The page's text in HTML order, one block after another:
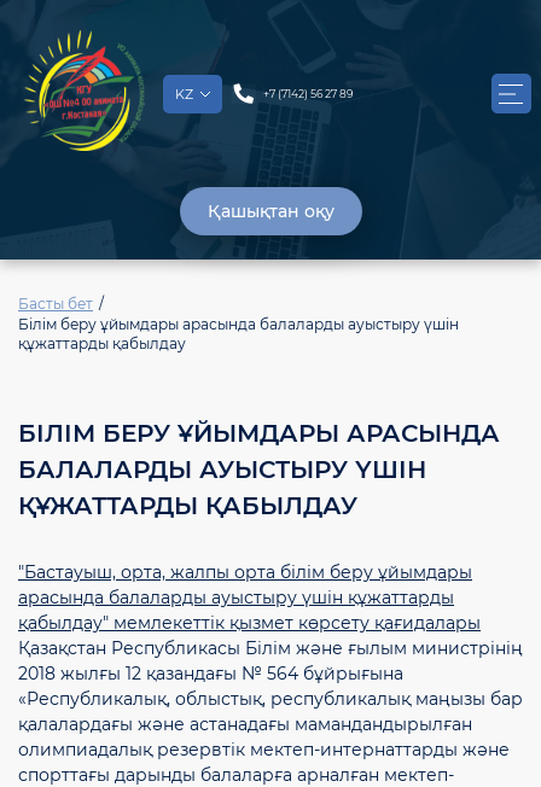
KZ +7 (7142) 56 27 89
Қашықтан оқу
Басты бет
Білім беру ұйымдары арасында балаларды ауыстыру үшін
құжаттарды қабылдау
БІЛІМ БЕРУ ҰЙЫМДАРЫ АРАСЫНДА
БАЛАЛАРДЫ АУЫСТЫРУ ҮШІН
ҚҰЖАТТАРДЫ ҚАБЫЛДАУ
"Бастауыш, орта, жалпы орта білім беру ұйымдары
арасында балаларды ауыстыру үшін құжаттарды
қабылдау" мемлекеттік қызмет көрсету қағидалары
Қазақстан Республикасы Білім және ғылым министрінің
2018 жылғы 12 қазандағы № 564 бұйрығына
«Республикалық, облыстық, республикалық маңызы бар
қалалардағы және астанадағы мамандандырылған
олимпиадалық резервтік мектеп-интернаттарды және
спорттағы дарынды балаларға арналған мектеп-